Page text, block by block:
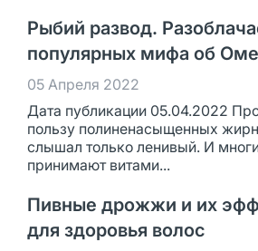
Рыбий развод.
популярных мифа об
05 Апреля 2022
Дата публикации 05.04.2022
пользу полиненасыщенных
слышал только ленивый. И
принимают витами...
Пивные дрожжи и их
для здоровья волос